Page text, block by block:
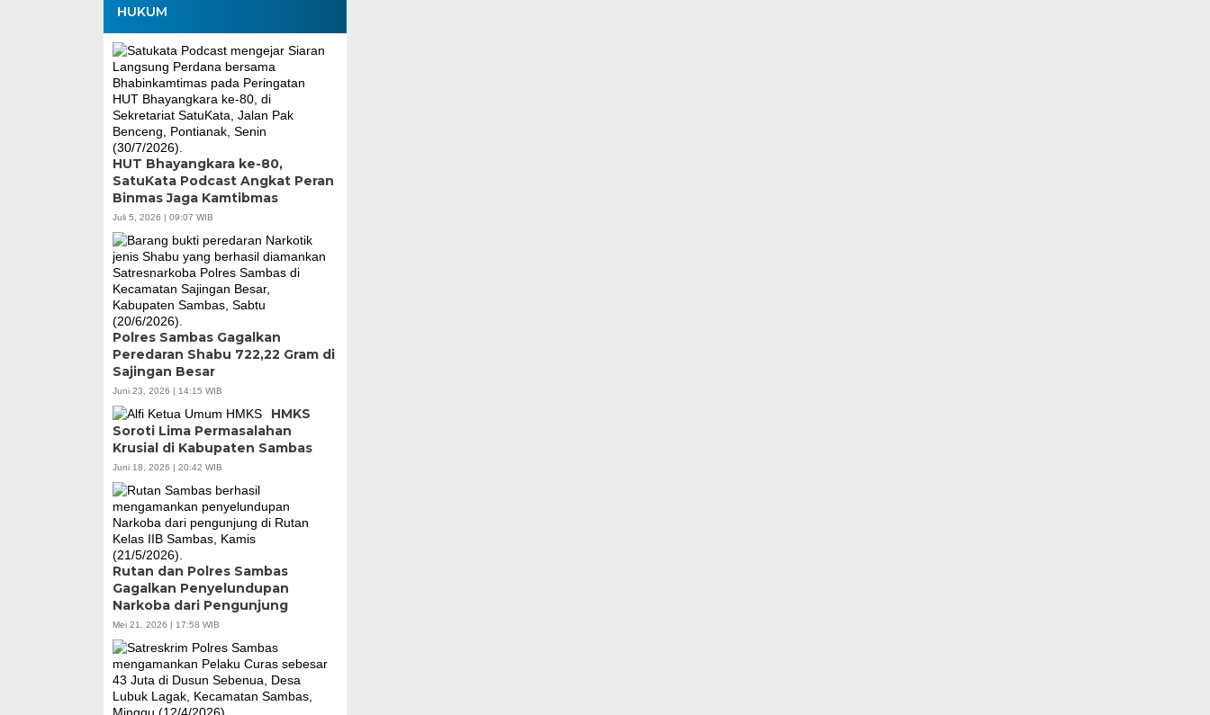
HUKUM
HUT Bhayangkara ke-80,
SatuKata Podcast Angkat Peran
Binmas Jaga Kamtibmas
Juli 5, 2026 | 09:07 WIB
Polres Sambas Gagalkan
Peredaran Shabu 722,22 Gram di
Sajingan Besar
Juni 23, 2026 | 14:15 WIB
HMKS
Soroti Lima Permasalahan
Krusial di Kabupaten Sambas
Juni 18, 2026 | 20:42 WIB
Rutan dan Polres Sambas
Gagalkan Penyelundupan
Narkoba dari Pengunjung
Mei 21, 2026 | 17:58 WIB